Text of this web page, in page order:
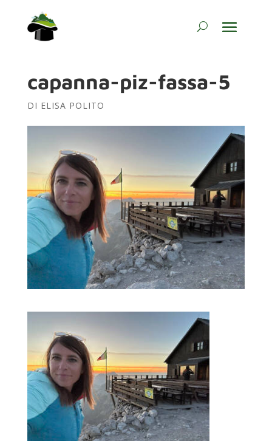
capanna-piz-fassa-5
DI ELISA POLITO